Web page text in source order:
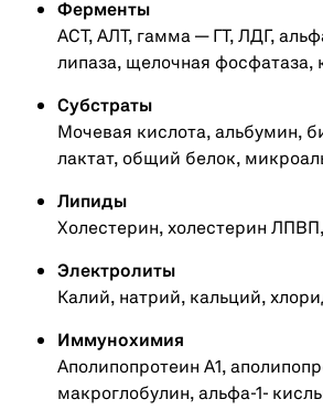
Ферменты
АСТ, АЛТ, гамма — ГТ, ЛДГ,
липаза, щелочная фосфатаза,
Субстраты
Мочевая кислота, альбумин,
лактат, общий белок,
Липиды
Холестерин, холестерин
Электролиты
Калий, натрий, кальций,
Иммунохимия
Аполипопротеин А1,
макроглобулин, альфа-1-